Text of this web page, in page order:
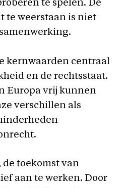
te spelen. De
te weerstaan is niet
kernwaarden centraal
en de rechtsstaat.
Europa vrij kunnen
verschillen als
de toekomst van
aan te werken. Door